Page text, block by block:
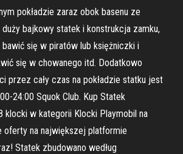
pokładzie zaraz obok basenu ze
bajkowy statek i konstrukcja zamku,
się w piratów lub księżniczki i
się w chowanego itd. Dodatkowo
przez cały czas na pokładzie statku jest
24:00 Squok Club. Kup Statek
klocki w kategorii Klocki Playmobil na
oferty na największej platformie
Statek zbudowano według